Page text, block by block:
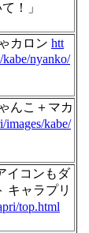
！」
カロン htt
nyanko/
んこ＋マカ
images/kabe/
イコンもダ
キャラプリ
top.html